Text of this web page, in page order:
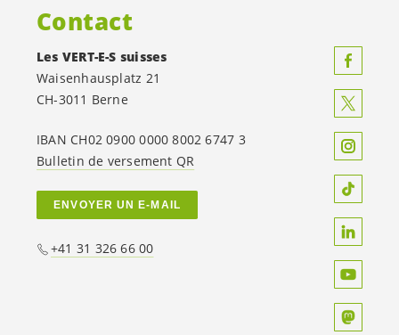
Contact
Les VERT-E-S suisses
Waisenhausplatz 21
CH-3011 Berne
IBAN CH02 0900 0000 8002 6747 3
Bulletin de versement QR
ENVOYER UN E-MAIL
+41 31 326 66 00